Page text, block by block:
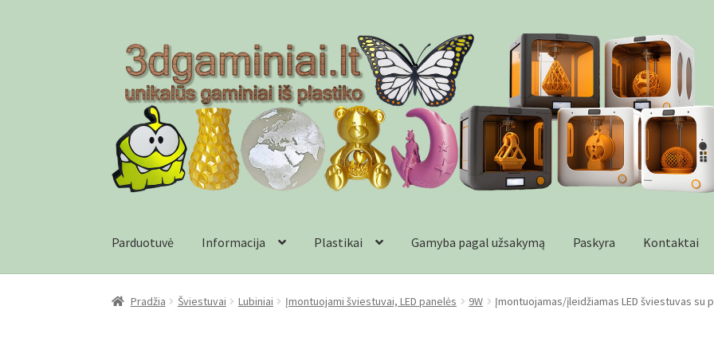
Pereiti
meniu
Pereiti
turinio
Parduotuvė Informacija Plastikai Gamyba pagal užsakymą Paskyra Kontaktai
PradžiaCheckout Gamyba pagal užsakymą Informacija Kontaktai Parduotuvė Paskyra Plastikai
Pradžia Šviestuvai Lubiniai Įmontuojami šviestuvai, LED panelės 9W Įmontuojamas/įleidžiamas LED šviestuvas su